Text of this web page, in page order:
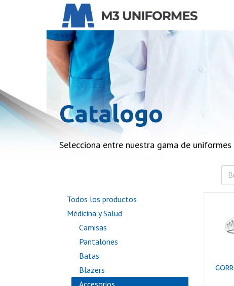
Catalogo
Selecciona entre nuestra gama de uniformes
Todos los productos
Médicina y Salud
Camisas
Pantalones
Batas
Blazers
Accesorios